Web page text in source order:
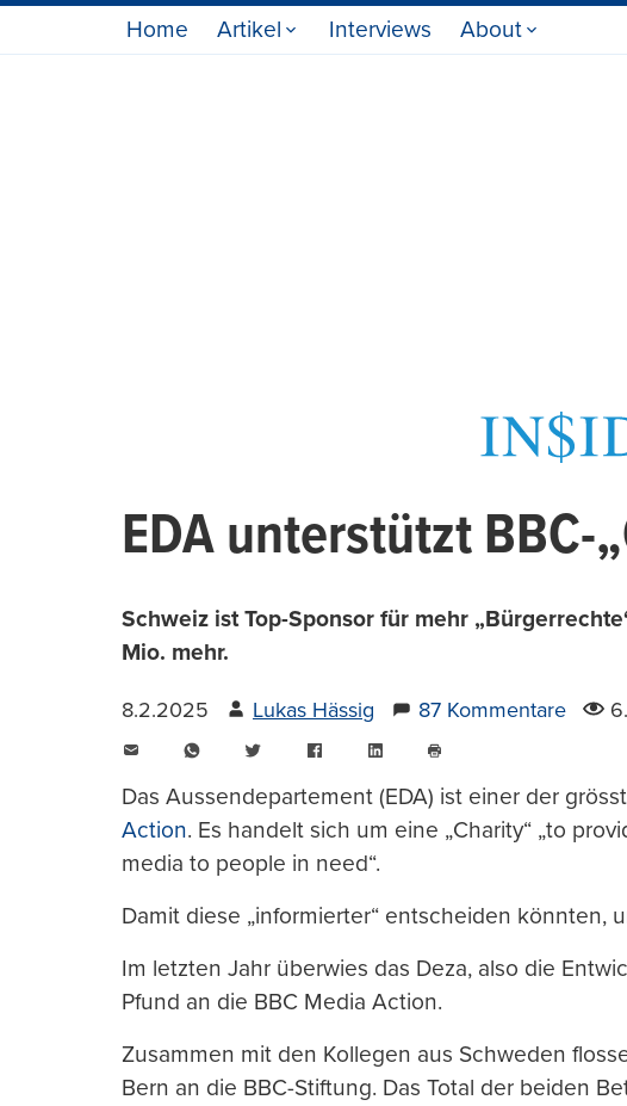
Home Artikel Interviews About
EDA unterstützt
Schweiz ist Top-Sponsor für mehr
Mio. mehr.
8.2.2025 Lukas Hässig 87 Kommentare
WhatsAppTwitter FacebookLinkedIn
drucken
Das Aussendepartement (EDA) ist einer der
Action. Es handelt sich um eine „Charity“ „to
media to people in need“.
Damit diese „informierter“ entscheiden könnten,
Im letzten Jahr überwies das Deza, also die
Pfund an die BBC Media Action.
Zusammen mit den Kollegen aus Schweden
Bern an die BBC-Stiftung. Das Total der beiden